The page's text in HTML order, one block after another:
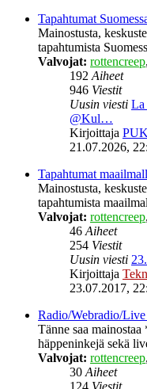
Tapahtumat
Mainostusta,
tapahtumista
Valvojat: rottencreep,
192Aiheet
946 Viestit
Uusin viesti La
@Kul…
Kirjoittaja
21.07.2026,
Tapahtumat
Mainostusta,
tapahtumista
Valvojat: rottencreep,
46Aiheet
254 Viestit
Uusin viesti
Kirjoittaja
23.07.2017,
Radio/Webradio/Live
Tänne saa
häppeninkejä sekä
Valvojat: rottencreep,
30Aiheet